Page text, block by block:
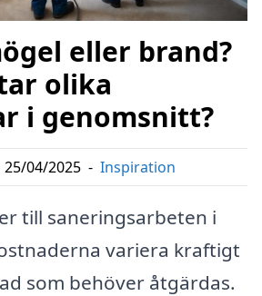
eller brand?
olika
i genomsnitt?
25/04/2025 - Inspiration
till saneringsarbeten i
variera kraftigt
som behöver åtgärdas.